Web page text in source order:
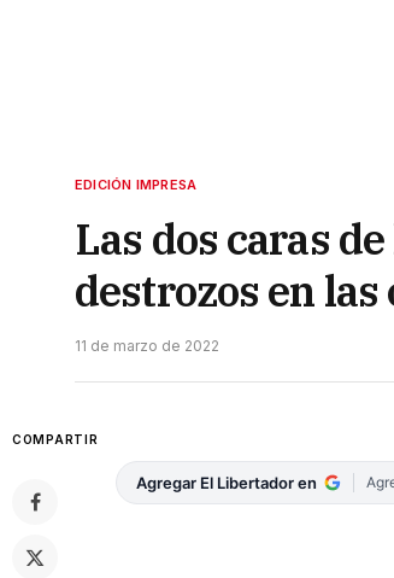
EDICIÓN IMPRESA
Las dos caras
destrozos en las
11 de marzo de 2022
COMPARTIR
Agregar El Libertador en